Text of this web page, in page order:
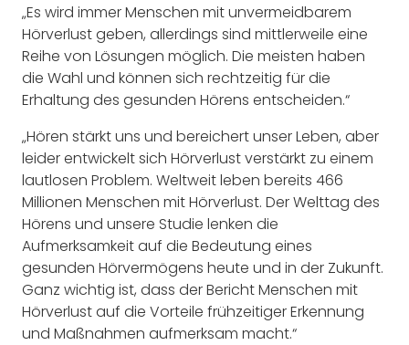
„Es wird immer Menschen mit unvermeidbarem
Hörverlust geben, allerdings sind mittlerweile eine
Reihe von Lösungen möglich. Die meisten haben
die Wahl und können sich rechtzeitig für die
Erhaltung des gesunden Hörens entscheiden.“
„Hören stärkt uns und bereichert unser Leben, aber
leider entwickelt sich Hörverlust verstärkt zu einem
lautlosen Problem. Weltweit leben bereits 466
Millionen Menschen mit Hörverlust. Der Welttag des
Hörens und unsere Studie lenken die
Aufmerksamkeit auf die Bedeutung eines
gesunden Hörvermögens heute und in der Zukunft.
Ganz wichtig ist, dass der Bericht Menschen mit
Hörverlust auf die Vorteile frühzeitiger Erkennung
und Maßnahmen aufmerksam macht.“